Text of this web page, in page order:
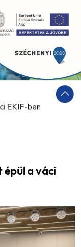
EKIF-ben
a váci